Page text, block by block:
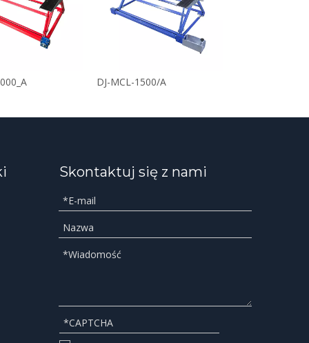
DJ-MCL-1500/A
Skontaktuj się z nami